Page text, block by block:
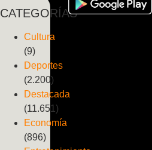
CATEGORÍAS
Cultura
(9)
Deportes
(2.200)
Destacada
(11.651)
Economía
(896)